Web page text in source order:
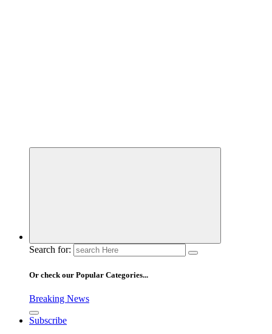
Search for:
Or check our Popular Categories...
Breaking News
Subscribe